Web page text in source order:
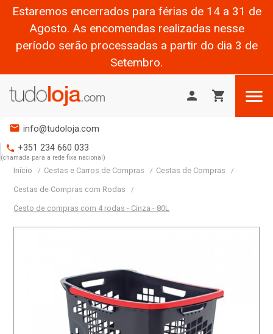
Estaremos encerrados para férias de 14 a 31 de
Agosto. As encomendas realizadas nesse
período serão processadas a partir do dia 3 de
Setembro.
person shopping_cart 
mail info@tudoloja.com
phone +351 234 660 033
(chamada para a rede fixa nacional)
Início Cestas e Carros de Compras Cestas de Compras
Cestas de Compras com Rodas
Cesto de compras com 4 rodas - Cinza - 80L